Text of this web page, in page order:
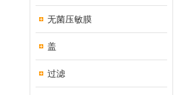
无菌压敏膜
盖
过滤